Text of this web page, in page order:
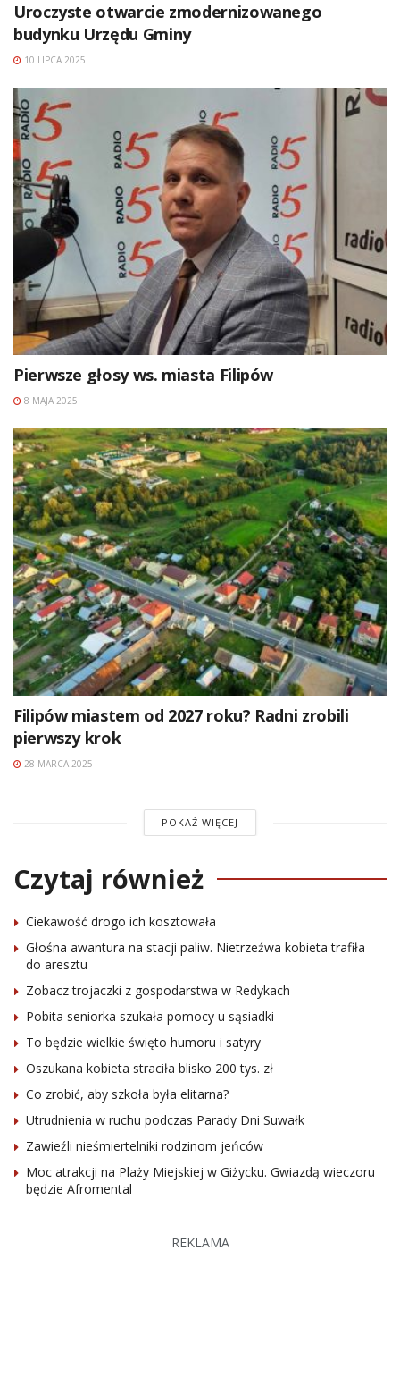
Uroczyste otwarcie zmodernizowanego
budynku Urzędu Gminy
10 LIPCA 2025
Pierwsze głosy ws. miasta Filipów
8 MAJA 2025
Filipów miastem od 2027 roku? Radni zrobili
pierwszy krok
28 MARCA 2025
POKAŻ WIĘCEJ
Czytaj również
Ciekawość drogo ich kosztowała
Głośna awantura na stacji paliw. Nietrzeźwa kobieta trafiła
do aresztu
Zobacz trojaczki z gospodarstwa w Redykach
Pobita seniorka szukała pomocy u sąsiadki
To będzie wielkie święto humoru i satyry
Oszukana kobieta straciła blisko 200 tys. zł
Co zrobić, aby szkoła była elitarna?
Utrudnienia w ruchu podczas Parady Dni Suwałk
Zawieźli nieśmiertelniki rodzinom jeńców
Moc atrakcji na Plaży Miejskiej w Giżycku. Gwiazdą wieczoru
będzie Afromental
REKLAMA